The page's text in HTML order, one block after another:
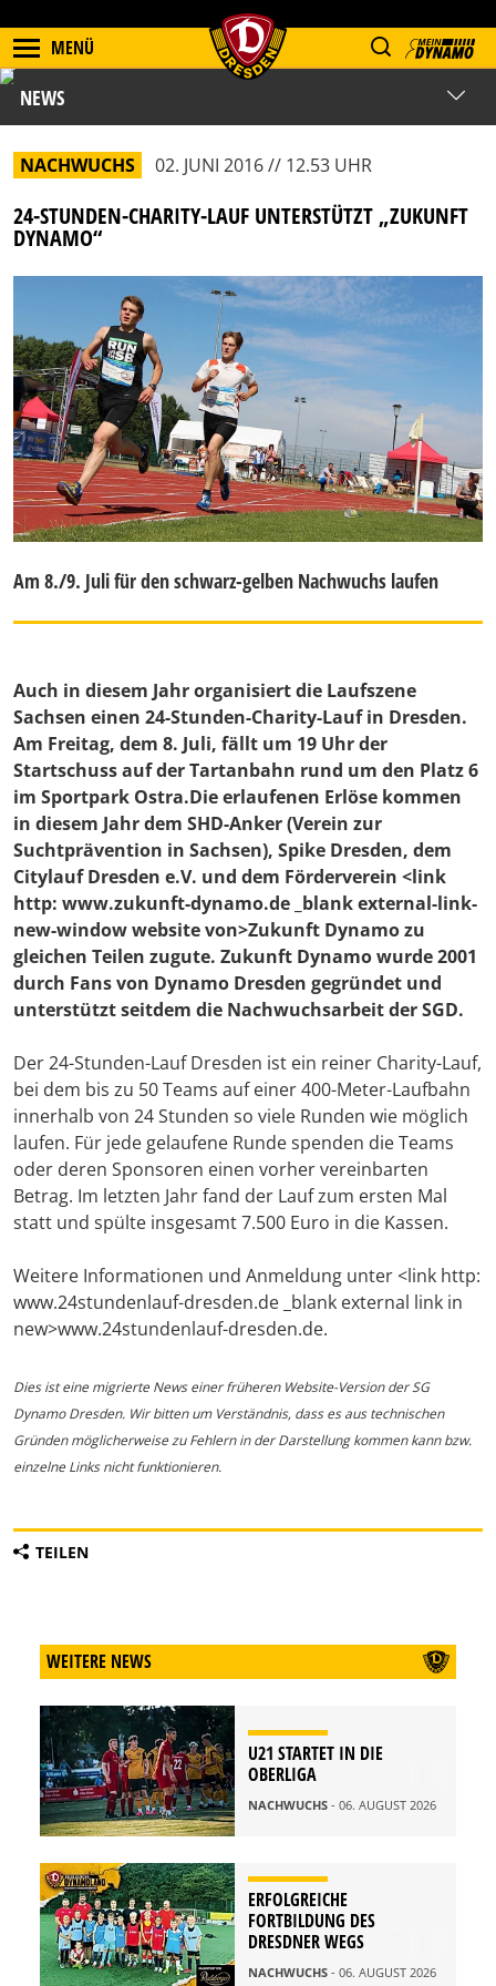
MENÜ
NEWS
NACHWUCHS 02. JUNI 2016 // 12.53 UHR
24-STUNDEN-CHARITY-LAUF UNTERSTÜTZT „ZUKUNFT
DYNAMO“
Am 8./9. Juli für den schwarz-gelben Nachwuchs laufen
Auch in diesem Jahr organisiert die Laufszene
Sachsen einen 24-Stunden-Charity-Lauf in Dresden.
Am Freitag, dem 8. Juli, fällt um 19 Uhr der
Startschuss auf der Tartanbahn rund um den Platz 6
im Sportpark Ostra.Die erlaufenen Erlöse kommen
in diesem Jahr dem SHD-Anker (Verein zur
Suchtprävention in Sachsen), Spike Dresden, dem
Citylauf Dresden e.V. und dem Förderverein <link
http: www.zukunft-dynamo.de _blank external-link-
new-window website von>Zukunft Dynamozu
gleichen Teilen zugute. Zukunft Dynamo wurde 2001
durch Fans von Dynamo Dresden gegründet und
unterstützt seitdem die Nachwuchsarbeit der SGD.
Der 24-Stunden-Lauf Dresden ist ein reiner Charity-Lauf,
bei dem bis zu 50 Teams auf einer 400-Meter-Laufbahn
innerhalb von 24 Stunden so viele Runden wie möglich
laufen. Für jede gelaufene Runde spenden die Teams
oder deren Sponsoren einen vorher vereinbarten
Betrag. Im letzten Jahr fand der Lauf zum ersten Mal
statt und spülte insgesamt 7.500 Euro in die Kassen.
Weitere Informationen und Anmeldung unter <link http:
www.24stundenlauf-dresden.de _blank external link in
new>www.24stundenlauf-dresden.de.
Dies ist eine migrierte News einer früheren Website-Version der SG
Dynamo Dresden. Wir bitten um Verständnis, dass es aus technischen
Gründen möglicherweise zu Fehlern in der Darstellung kommen kann bzw.
einzelne Links nicht funktionieren.
TEILEN
WEITERE NEWS
U21 STARTET IN DIE
OBERLIGA
NACHWUCHS - 06. AUGUST 2026
ERFOLGREICHE
FORTBILDUNG DES
DRESDNER WEGS
NACHWUCHS - 06. AUGUST 2026